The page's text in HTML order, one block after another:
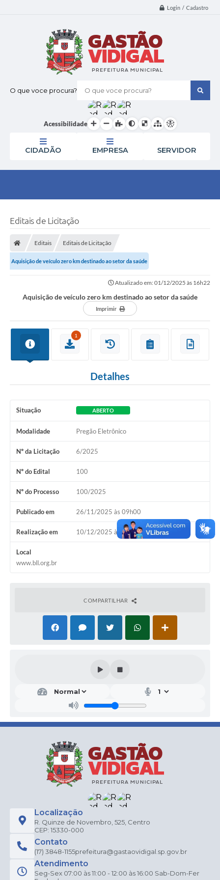
Login / Cadastro
O que voce procura?
Acessibilidade
CIDADÃO EMPRESA SERVIDOR
Editais de Licitação
Editais Editais de Licitação
Aquisição de veículo zero km destinado ao setor da saúde
Atualizado em: 01/12/2025 às 16h22
Aquisição de veículo zero km destinado ao setor da saúde
Imprimir
1
Detalhes
Situação ABERTO
Modalidade Pregão Eletrônico
Nº da Licitação 6/2025
Nº do Edital 100
Nº do Processo 100/2025
Publicado em 26/11/2025 às 09h00
Realização em 10/12/2025 às 09h30
Local
www.bll.org.br
COMPARTILHAR
Localização
R. Quinze de Novembro, 525, Centro
CEP: 15330-000
Contato
(17) 3848-1155prefeitura@gastaovidigal.sp.gov.br
Atendimento
Seg-Sex 07:00 às 11:00 - 12:00 às 16:00 Sab-Dom-Fer